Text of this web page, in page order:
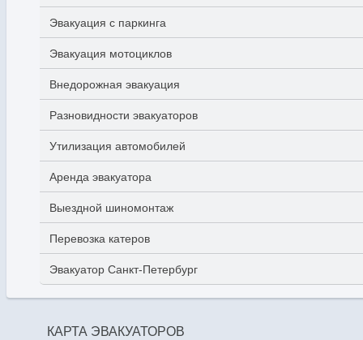
Эвакуация с паркинга
Эвакуация мотоциклов
Внедорожная эвакуация
Разновидности эвакуаторов
Утилизация автомобилей
Аренда эвакуатора
Выездной шиномонтаж
Перевозка катеров
Эвакуатор Санкт-Петербург
КАРТА ЭВАКУАТОРОВ